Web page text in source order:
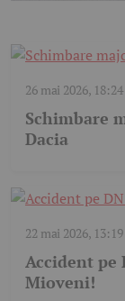
26 mai 2026, 18:24
Schimbare
Dacia
22 mai 2026, 13:19
Accident pe
Mioveni!